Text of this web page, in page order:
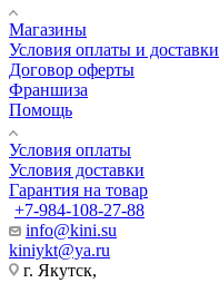
Магазины
Условия оплаты и доставки
Договор оферты
Франшиза
Помощь
Условия оплаты
Условия доставки
Гарантия на товар
+7-984-108-27-88
info@kini.su
kiniykt@ya.ru
г. Якутск, ​‌